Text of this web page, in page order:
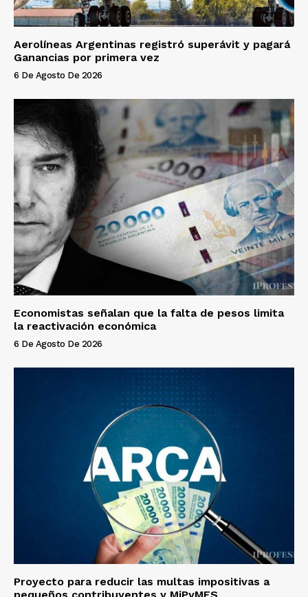
Aerolíneas Argentinas registró superávit y pagará
Ganancias por primera vez
6 De Agosto De 2026
Economistas señalan que la falta de pesos limita
la reactivación económica
6 De Agosto De 2026
Proyecto para reducir las multas impositivas a
pequeños contribuyentes y MiPyMES